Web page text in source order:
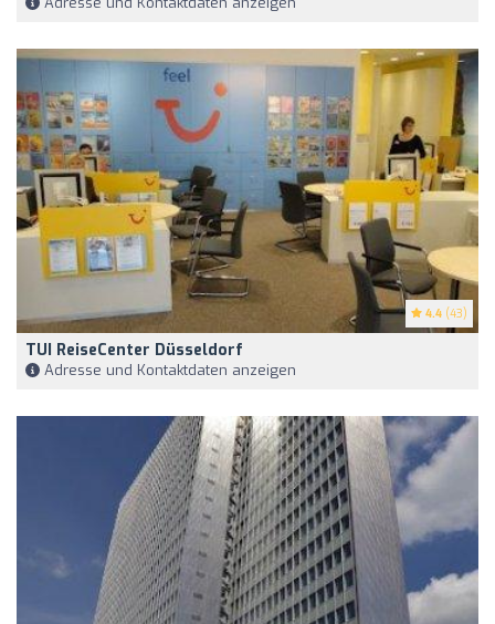
4.4 (43)
TUI ReiseCenter Düsseldorf
Adresse und Kontaktdaten anzeigen